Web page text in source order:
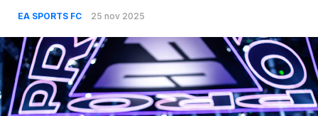
EA SPORTS FC 25 nov 2025